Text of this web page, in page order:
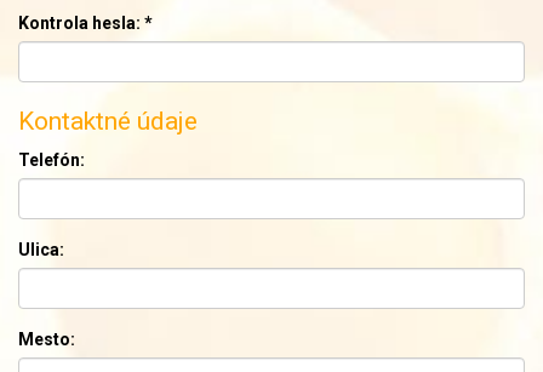
Kontrola hesla: *
Kontaktné údaje
Telefón:
Ulica:
Mesto: